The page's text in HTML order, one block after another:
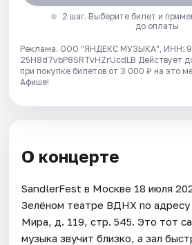
2 шаг. Выберите билет и
до оплаты
Реклама. ООО "ЯНДЕКС МУЗЫКА", ИНН:
25H8d7vbP8SRTvHZrUcdLB Действует
при покупке билетов от 3 000 ₽ на это
Афише!
О концерте
SandlerFest в Москве 18 июля
Зелёном театре ВДНХ по адресу
Мира, д. 119, стр. 545. Это тот
музыка звучит близко, а зал